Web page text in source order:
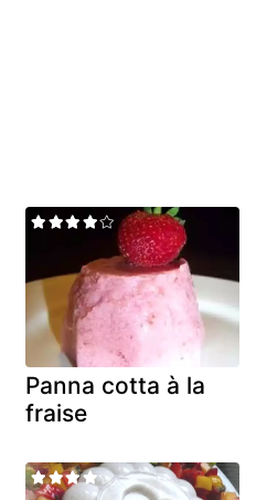
Panna cotta à la
fraise